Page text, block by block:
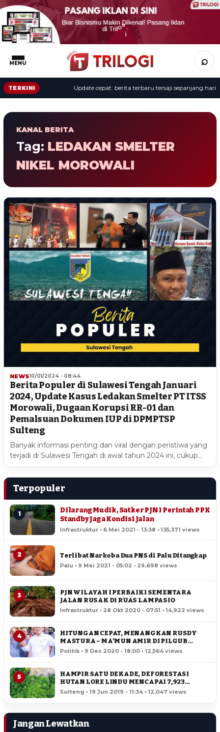
MENU ⌕
TERKINI Update cepat: berita terbaru tersaji sepanjang hari.
KANAL BERITA
Tag: LEDAKAN SMELTER
NIKEL MOROWALI
NEWS10/01/2024 - 08:44
Berita Populer di Sulawesi Tengah Januari
2024, Update Kasus Ledakan Smelter PT ITSS
Morowali, Dugaan Korupsi RR-01 dan
Pemalsuan Dokumen IUP di DPMPTSP
Sulteng
Banyak informasi penting dan viral dengan peristiwa yang
terjadi di Sulawesi Tengah di awal tahun 2024 ini, cukup…
Terpopuler
1
Dilarang Mudik, Satker PJN I Perintah PPK
Standby Jaga Kondisi Jalan
Infrastruktur • 6 Mei 2021 - 13:38 • 135,371 views
2 Terlibat Narkoba Dua PNS di Palu Ditangkap
Palu • 9 Mei 2021 - 05:02 • 29,698 views
3
PJN WILAYAH I PERBAIKI SEMENTARA
JALAN RUSAK DI RUAS LAMPASIO
Infrastruktur • 28 Okt 2020 - 07:51 • 14,922 views
4
HITUNGAN CEPAT, MENANGKAN RUSDY
MASTURA – MA’MUN AMIR DI PILGUB
SULTENG
Politik • 9 Des 2020 - 18:00 • 12,564 views
5
HAMPIR SATU DEKADE, DEFORESTASI
HUTAN LORE LINDU MENCAPAI 7,923
HEKTAR
Sulteng • 19 Jun 2019 - 11:34 • 12,047 views
Jangan Lewatkan